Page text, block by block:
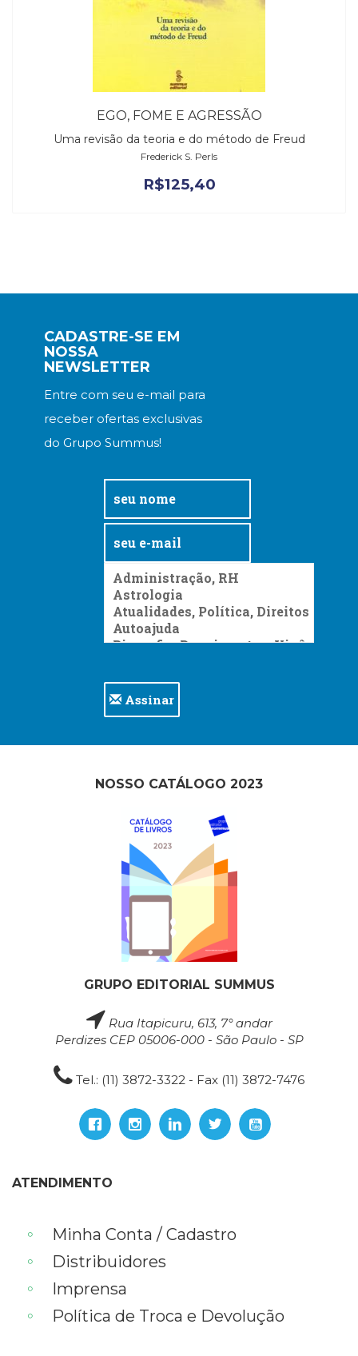
EGO, FOME E AGRESSÃO
Uma revisão da teoria e do método de Freud
Frederick S. Perls
R$125,40
CADASTRE-SE EM
NOSSA
NEWSLETTER
Entre com seu e-mail para
receber ofertas exclusivas
do Grupo Summus!
Assinar
NOSSO CATÁLOGO 2023
GRUPO EDITORIAL SUMMUS
Rua Itapicuru, 613, 7° andar
Perdizes CEP 05006-000 - São Paulo - SP
Tel.: (11) 3872-3322 - Fax (11) 3872-7476
ATENDIMENTO
Minha Conta / Cadastro
Distribuidores
Imprensa
Política de Troca e Devolução